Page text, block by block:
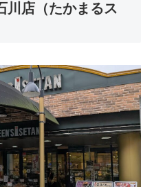
川店（たかまるス